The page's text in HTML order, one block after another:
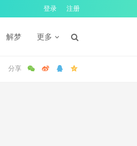
登录 注册
解梦 更多